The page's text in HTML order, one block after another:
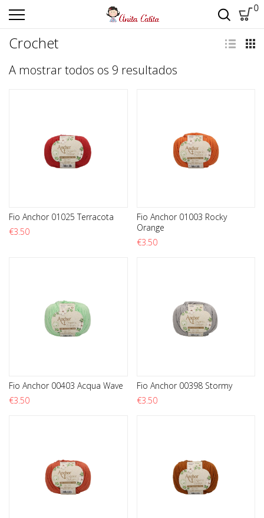
0
Crochet
A mostrar todos os 9 resultados
Fio Anchor 01025 Terracota
€3.50
Fio Anchor 01003 Rocky
Orange
€3.50
Fio Anchor 00403 Acqua Wave
€3.50
Fio Anchor 00398 Stormy
€3.50